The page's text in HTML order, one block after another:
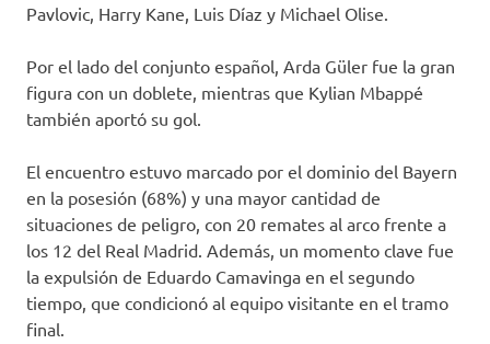
Pavlovic, Harry Kane, Luis Díaz y Michael Olise.
Por el lado del conjunto español, Arda Güler fue la gran
figura con un doblete, mientras que Kylian Mbappé
también aportó su gol.
El encuentro estuvo marcado por el dominio del Bayern
en la posesión (68%) y una mayor cantidad de
situaciones de peligro, con 20 remates al arco frente a
los 12 del Real Madrid. Además, un momento clave fue
la expulsión de Eduardo Camavinga en el segundo
tiempo, que condicionó al equipo visitante en el tramo
final.